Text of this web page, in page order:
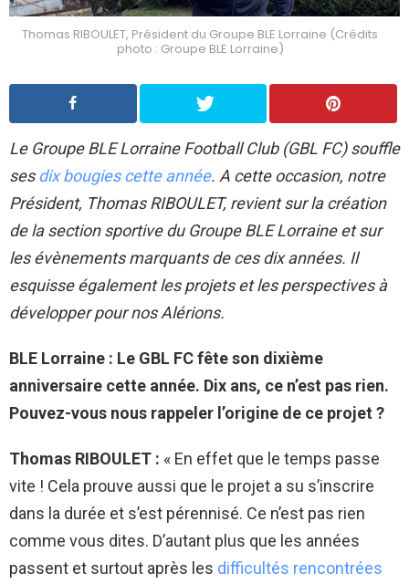
Thomas RIBOULET, Président du Groupe BLE Lorraine (Crédits
photo : Groupe BLE Lorraine)
Le Groupe BLE Lorraine Football Club (GBL FC) souffle
sesdix bougies cette année. A cette occasion, notre
Président, Thomas RIBOULET, revient sur la création
de la section sportive du Groupe BLE Lorraine et sur
les évènements marquants de ces dix années. Il
esquisse également les projets et les perspectives à
développer pour nos Alérions.
BLE Lorraine : Le GBL FC fête son dixième
anniversaire cette année. Dix ans, ce n’est pas rien.
Pouvez-vous nous rappeler l’origine de ce projet ?
Thomas RIBOULET : « En effet que le temps passe
vite ! Cela prouve aussi que le projet a su s’inscrire
dans la durée et s’est pérennisé. Ce n’est pas rien
comme vous dites. D’autant plus que les années
passent et surtout après les difficultés rencontrées